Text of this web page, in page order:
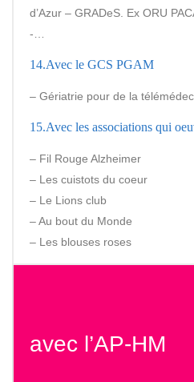
d’Azur – GRADeS. Ex ORU
-…
14.Avec le GCS PGAM
– Gériatrie pour de la
15.Avec les associations qui
– Fil Rouge Alzheimer
– Les cuistots du coeur
– Le Lions club
– Au bout du Monde
– Les blouses roses
avec l’AP-HM